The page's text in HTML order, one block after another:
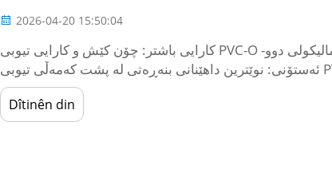
2026-04-20 15:50:04
کارایی باشتر: چۆن کێش و کارایی تیوبی PVC-O ستانداردەکان دەگۆڕێنێت. ڕێکخستنی مالیکولی دوو-
ئەستۆنی: نوێترین داهێنانی بنەڕەتی لە پشت کەمەڵی تیوبی PVC-O. تەکنەلۆجیای ڕێکخستنی دوو-ئەستۆنی
Dîtinên din